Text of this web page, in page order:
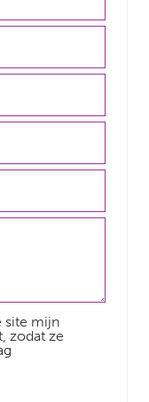
site mijn
zodat ze